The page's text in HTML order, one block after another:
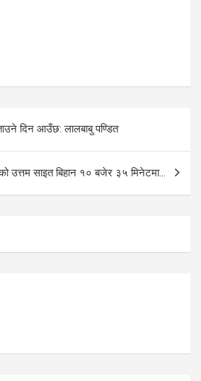
दिन आउँछ: लालबाबु पण्डित
उत्तम साइत बिहान १० बजेर ३५ मिनेटमा…